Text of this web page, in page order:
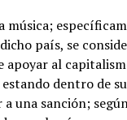
música;
país, se
apoyar al
estando dentro de
a una sanción;